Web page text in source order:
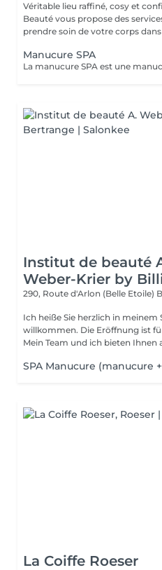
Véritable lieu raffiné, cosy et confidentiel.
Beauté vous propose des
prendre soin de votre corps dans
Manucure SPA
Institut de beauté
Weber-Krier by
290, Route d'Arlon (Belle Etoile)
Ich heiße Sie herzlich in
willkommen. Die Eröffnung ist
Mein Team und ich bieten Ihnen
SPA Manucure (manucure
La Coiffe Roeser